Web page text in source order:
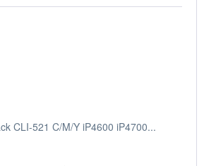
CLI-521 C/M/Y iP4600 iP4700...